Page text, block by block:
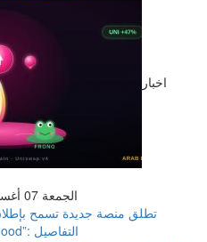
اخبار
الجمعة 07 أغسطس 2026 01:43 صباحاً
الرقمية على شبكة “Robinhood”: التفاصيل